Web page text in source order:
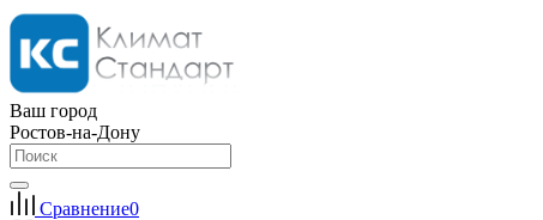
Ваш город
Ростов-на-Дону
Сравнение0